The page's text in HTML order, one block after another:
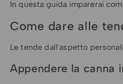
In questa guida imparerai
Come dare alle
Le tende dall'aspetto
Appendere la canna